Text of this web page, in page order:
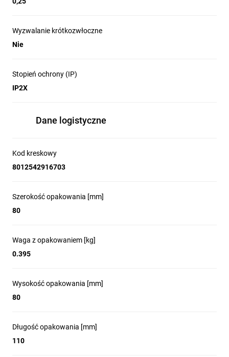
Wyzwalanie krótkozwłoczne
Nie
Stopień ochrony (IP)
IP2X
Dane logistyczne
Kod kreskowy
8012542916703
Szerokość opakowania [mm]
80
Waga z opakowaniem [kg]
0.395
Wysokość opakowania [mm]
80
Długość opakowania [mm]
110